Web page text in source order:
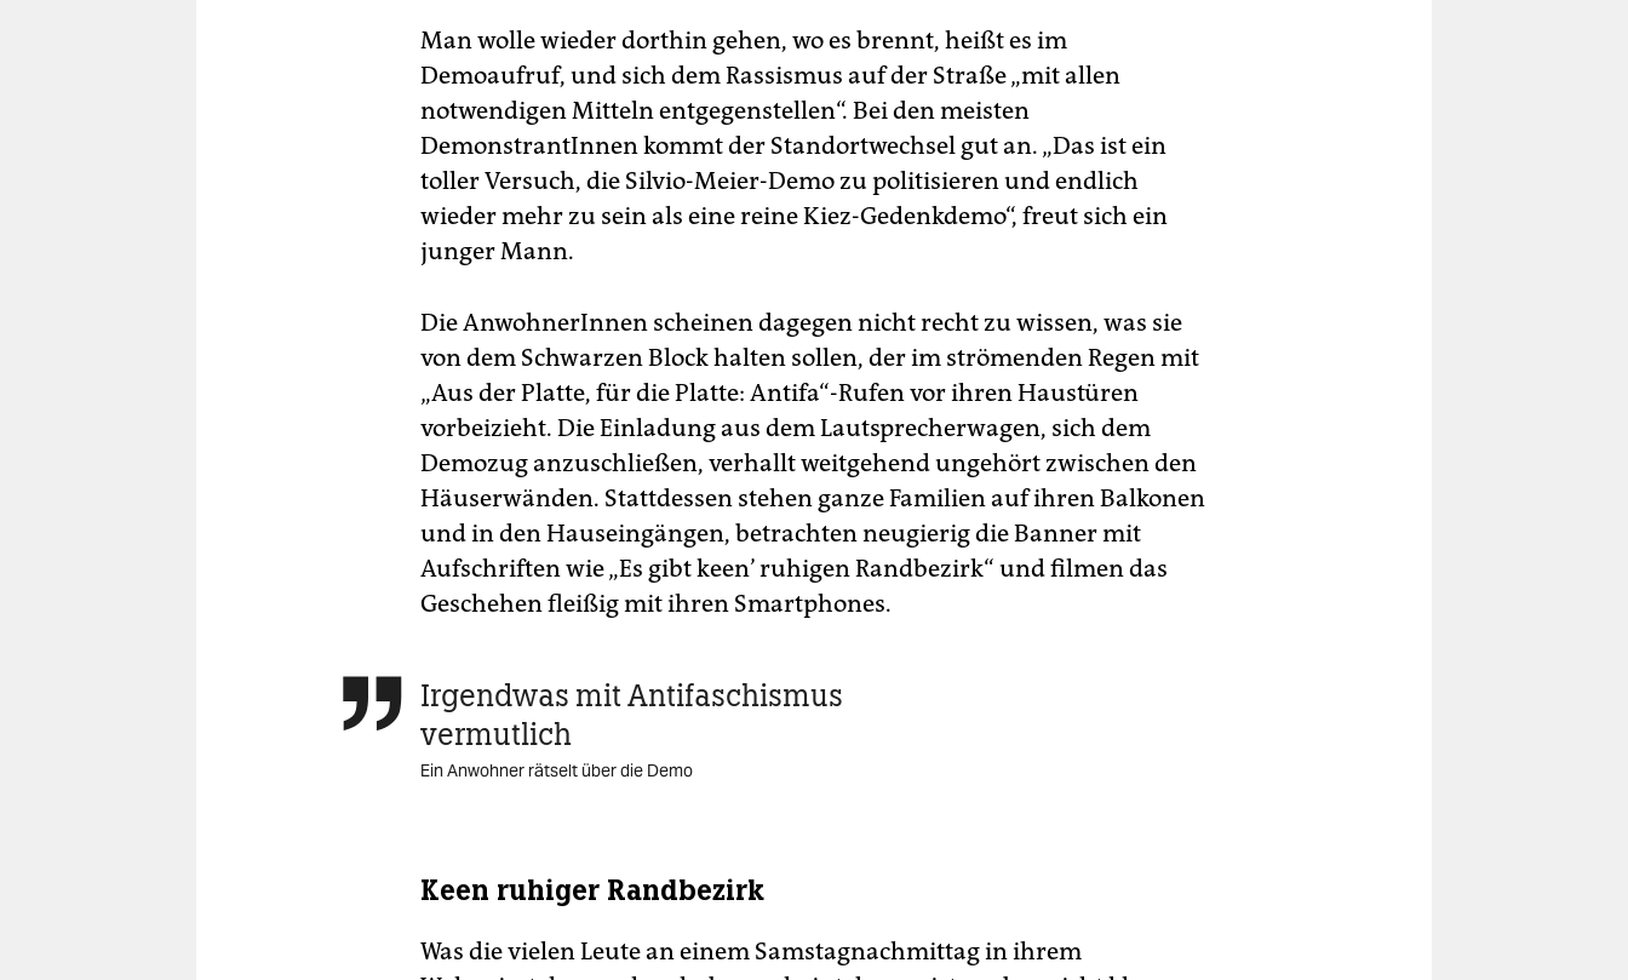
Man wolle wieder dorthin gehen, wo es brennt, heißt es im
Demoaufruf, und sich dem Rassismus auf der Straße „mit allen
notwendigen Mitteln entgegenstellen“. Bei den meisten
DemonstrantInnen kommt der Standortwechsel gut an. „Das ist ein
toller Versuch, die Silvio-Meier-Demo zu politisieren und endlich
wieder mehr zu sein als eine reine Kiez-Gedenkdemo“, freut sich ein
junger Mann.
Die AnwohnerInnen scheinen dagegen nicht recht zu wissen, was sie
von dem Schwarzen Block halten sollen, der im strömenden Regen mit
„Aus der Platte, für die Platte: Antifa“-Rufen vor ihren Haustüren
vorbeizieht. Die Einladung aus dem Lautsprecherwagen, sich dem
Demozug anzuschließen, verhallt weitgehend ungehört zwischen den
Häuserwänden. Stattdessen stehen ganze Familien auf ihren Balkonen
und in den Hauseingängen, betrachten neugierig die Banner mit
Aufschriften wie „Es gibt keen’ ruhigen Randbezirk“ und filmen das
Geschehen fleißig mit ihren Smartphones.
 Irgendwas mit Antifaschismus
vermutlich
Ein Anwohner rätselt über die Demo
Keen ruhiger Randbezirk
Was die vielen Leute an einem Samstagnachmittag in ihrem